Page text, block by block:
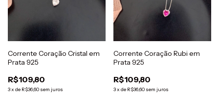
Corrente Coração Cristal em
Prata 925
R$109,80
3x de R$36,60 sem juros
Corrente Coração Rubi em
Prata 925
R$109,80
3x de R$36,60 sem juros